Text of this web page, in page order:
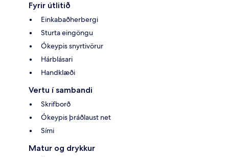
Fyrir útlitið
Einkabaðherbergi
Sturta eingöngu
Ókeypis snyrtivörur
Hárblásari
Handklæði
Vertu í sambandi
Skrifborð
Ókeypis þráðlaust net
Sími
Matur og drykkur